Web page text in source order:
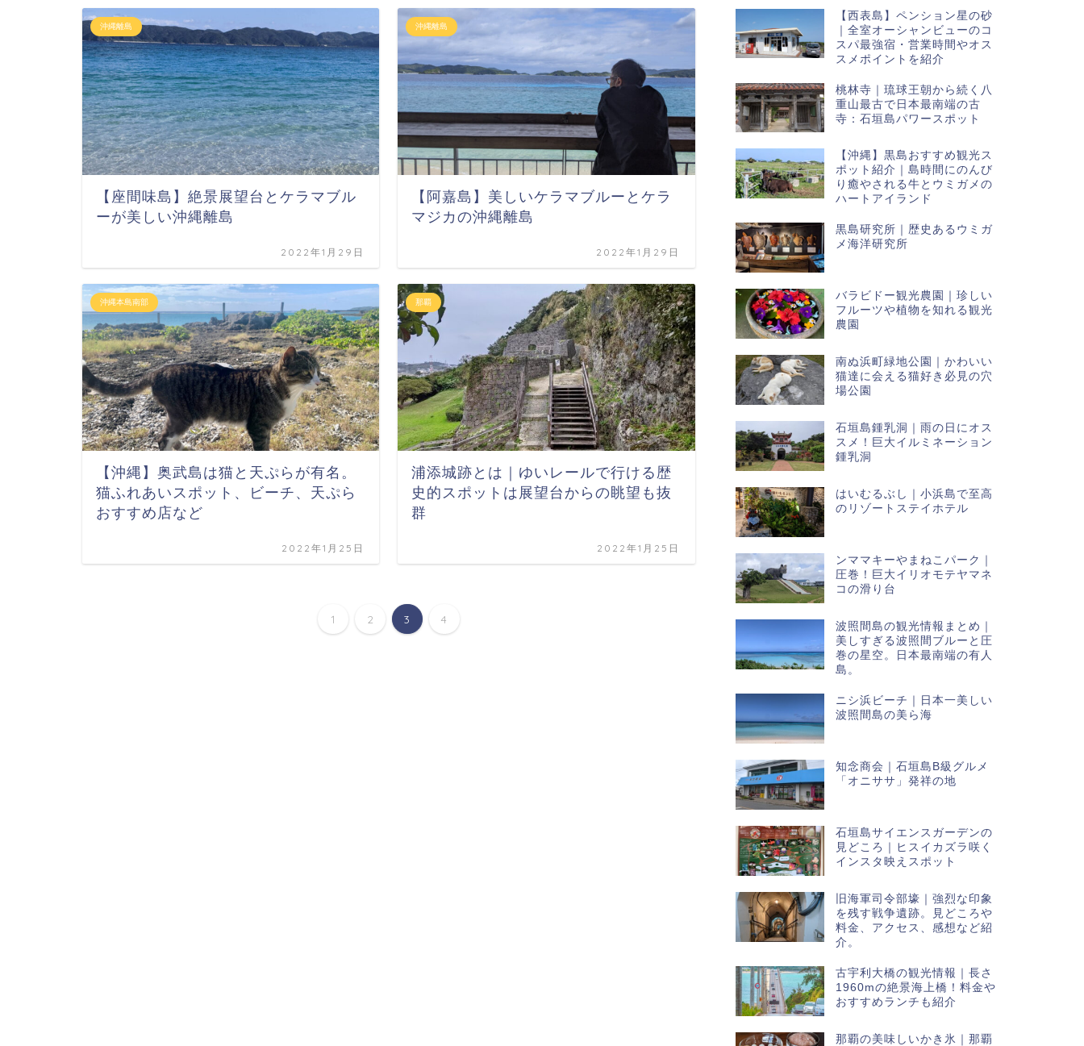
沖縄離島
【座間味島】絶景展望台とケラマブル
ーが美しい沖縄離島
2022年1月29日
沖縄離島
【阿嘉島】美しいケラマブルーとケラ
マジカの沖縄離島
2022年1月29日
沖縄本島南部
【沖縄】奥武島は猫と天ぷらが有名。
猫ふれあいスポット、ビーチ、天ぷら
おすすめ店など
2022年1月25日
那覇
浦添城跡とは｜ゆいレールで行ける歴
史的スポットは展望台からの眺望も抜
群
2022年1月25日
1 2 3 4
【西表島】ペンション星の砂
｜全室オーシャンビューのコ
スパ最強宿・営業時間やオス
スメポイントを紹介
桃林寺｜琉球王朝から続く八
重山最古で日本最南端の古
寺：石垣島パワースポット
【沖縄】黒島おすすめ観光ス
ポット紹介｜島時間にのんび
り癒やされる牛とウミガメの
ハートアイランド
黒島研究所｜歴史あるウミガ
メ海洋研究所
バラビドー観光農園｜珍しい
フルーツや植物を知れる観光
農園
南ぬ浜町緑地公園｜かわいい
猫達に会える猫好き必見の穴
場公園
石垣島鍾乳洞｜雨の日にオス
スメ！巨大イルミネーション
鍾乳洞
はいむるぶし｜小浜島で至高
のリゾートステイホテル
ンママキーやまねこパーク｜
圧巻！巨大イリオモテヤマネ
コの滑り台
波照間島の観光情報まとめ｜
美しすぎる波照間ブルーと圧
巻の星空。日本最南端の有人
島。
ニシ浜ビーチ｜日本一美しい
波照間島の美ら海
知念商会｜石垣島B級グルメ
「オニササ」発祥の地
石垣島サイエンスガーデンの
見どころ｜ヒスイカズラ咲く
インスタ映えスポット
旧海軍司令部壕｜強烈な印象
を残す戦争遺跡。見どころや
料金、アクセス、感想など紹
介。
古宇利大橋の観光情報｜長さ
1960mの絶景海上橋！料金や
おすすめランチも紹介
那覇の美味しいかき氷｜那覇